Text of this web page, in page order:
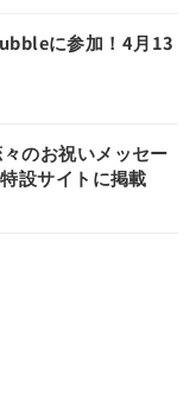
に参加！4月13
のお祝いメッセー
設サイトに掲載